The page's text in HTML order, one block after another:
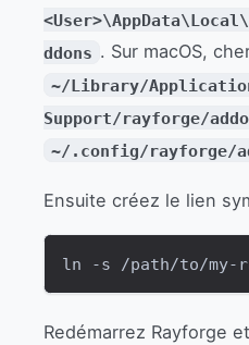
ddons . Sur macOS,
~/Library/
Support/rayforge/
~/.config/rayforge/
Ensuite créez le lien
ln -s /path/to/my-
Redémarrez Rayforge